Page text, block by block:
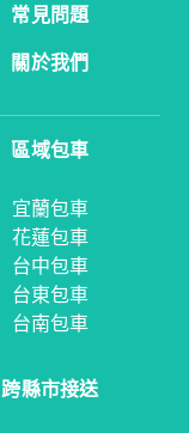
常見問題
關於我們
區域包車
宜蘭包車
花蓮包車
台中包車
台東包車
台南包車
跨縣市接送